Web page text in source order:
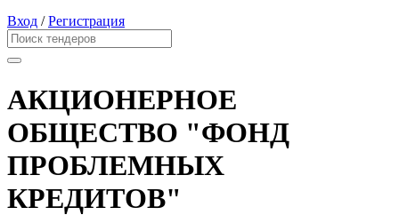
Вход /Регистрация
АКЦИОНЕРНОЕ
ОБЩЕСТВО "ФОНД
ПРОБЛЕМНЫХ
КРЕДИТОВ"